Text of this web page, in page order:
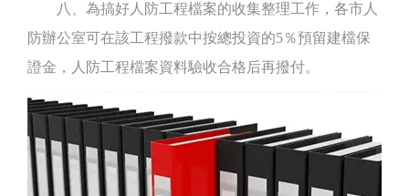
八、為搞好人防工程檔案的收集整理工作，各市人
防辦公室可在該工程撥款中按總投資的5％預留建檔保
證金，人防工程檔案資料驗收合格后再撥付。